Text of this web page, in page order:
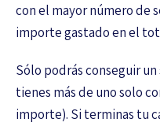
con el mayor número de
importe gastado en el
Sólo podrás conseguir
tienes más de uno solo
importe). Si terminas tu